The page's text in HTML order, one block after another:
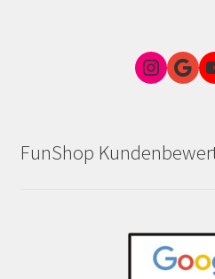
Google Link zum FunShop Wien
FunShop